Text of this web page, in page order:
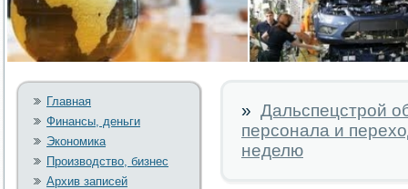
Главная
Финансы, деньги
Экономика
Производство, бизнес
Архив записей
» Дальспецстрой
персонала и
неделю